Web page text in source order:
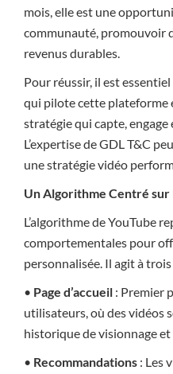
mois, elle est une
communauté, promouvoir
revenus durables.
Pour réussir, il est
qui pilote cette plateforme
stratégie qui capte,
L’expertise de GDL T&C
une stratégie vidéo
Un Algorithme Centré sur
L’algorithme de YouTube
comportementales pour
personnalisée. Il agit à
• Page d’accueil : Premier
utilisateurs, où des vidéos
historique de visionnage
• Recommandations : Les